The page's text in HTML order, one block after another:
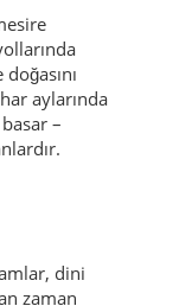
aylarında
–
dini
zaman